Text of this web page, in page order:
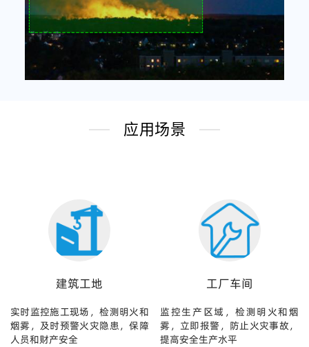
应用场景
建筑工地
实时监控施工现场，检测明火和
烟雾，及时预警火灾隐患，保障
人员和财产安全
工厂车间
监控生产区域，检测明火和烟
雾，立即报警，防止火灾事故，
提高安全生产水平